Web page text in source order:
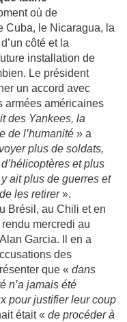
où de
Cuba, le Nicaragua, la
côté et la
installation de
Le président
un accord avec
armées américaines
des Yankees, la
de l’humanité » a
plus de soldats,
et plus
ait plus de guerres et
les retirer».
Brésil, au Chili et en
mercredi au
Garcia. Il en a
des
que « dans
n’a jamais été
pour justifier leur coup
était « de procéder à